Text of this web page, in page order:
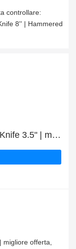
controllare:
8'' | Hammered
Fino al 44% di sconto sui Paring Knife 3.5" | migliore offerta
offerta,